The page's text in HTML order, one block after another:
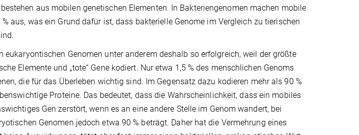
aus mobilen genetischen Elementen. In Bakteriengenomen machen mobile
aus, was ein Grund dafür ist, dass bakterielle Genome im Vergleich zu tierischen
eukaryontischen Genomen unter anderem deshalb so erfolgreich, weil der größte
Elemente und „tote“ Gene kodiert. Nur etwa 1,5 % des menschlichen Genoms
die für das Überleben wichtig sind. Im Gegensatz dazu kodieren mehr als 90 %
Proteine. Das bedeutet, dass die Wahrscheinlichkeit, dass ein mobiles
Gen zerstört, wenn es an eine andere Stelle im Genom wandert, bei
Genomen jedoch etwa 90 % beträgt. Daher hat die Vermehrung eines